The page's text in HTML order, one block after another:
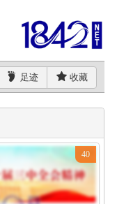
足迹 收藏
40